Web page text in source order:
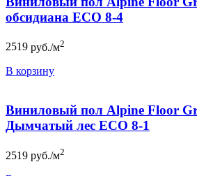
обсидиана ЕСО 8-4
2519 руб./м2
В корзину
Виниловый пол Alpine Floor
Дымчатый лес ЕСО 8-1
2519 руб./м2